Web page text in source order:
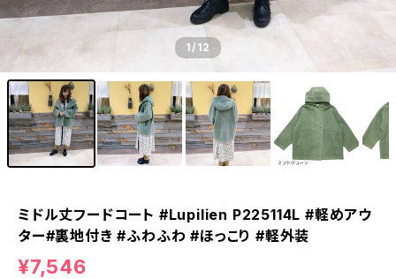
1/12
ミドル丈フードコート #Lupilien P225114L #軽めアウ
ター#裏地付き #ふわふわ #ほっこり #軽外装
¥7,546